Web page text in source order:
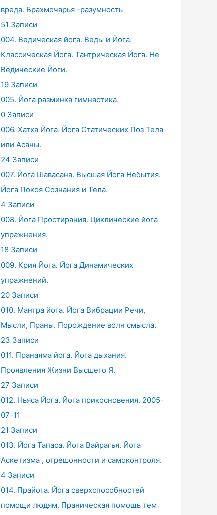
вреда. Брахмочарья -разумность
51 Записи
004. Ведическая йога. Веды и Йога.
Классическая Йога. Тантрическая Йога. Не
Ведические Йоги.
19 Записи
005. Йога разминка гимнастика.
0 Записи
006. Хатха Йога. Йога Статических Поз Тела
или Асаны.
24 Записи
007. Йога Шавасана. Высшая Йога Небытия.
Йога Покоя Сознания и Тела.
4 Записи
008. Йога Простирания. Циклические йога
упражнения.
18 Записи
009. Крия Йога. Йога Динамических
упражнений.
20 Записи
010. Мантра йога. Йога Вибрации Речи,
Мысли, Праны. Порождение волн смысла.
23 Записи
011. Пранаяма йога. Йога дыхания.
Проявления Жизни Высшего Я.
27 Записи
012. Ньяса Йога. Йога прикосновения. 2005-
07-11
21 Записи
013. Йога Тапаса. Йога Вайрагья. Йога
Аскетизма , отрешонности и самоконтроля.
4 Записи
014. Прайога. Йога сверхспособностей
помощи людям. Праническая помощь тем